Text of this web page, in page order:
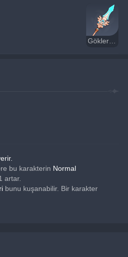
Göklerin Omurgası
bu karakterin Normal
artar.
bunu kuşanabilir. Bir karakter